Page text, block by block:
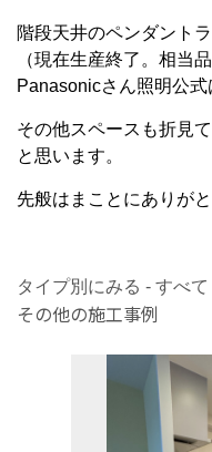
階段天井のペンダント
（現在生産終了。相当
Panasonicさん照明公
その他スペースも折見
と思います。
先般はまことにありが
タイプ別にみる - すべて
その他の施工事例